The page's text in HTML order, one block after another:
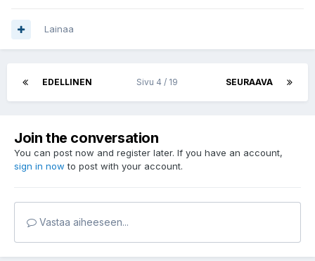
Lainaa
EDELLINEN SEURAAVA
Sivu 4 / 19
Join the conversation
You can post now and register later. If you have an account,
sign in now to post with your account.
Vastaa aiheeseen...